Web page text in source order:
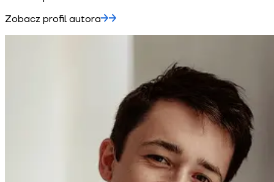
Zobacz profil autora